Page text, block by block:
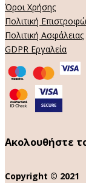
Όροι Χρήσης
Πολιτική
Πολιτική Ασφάλειας
GDPR Εργαλεία
Ακολουθήστε
Copyright © 2021